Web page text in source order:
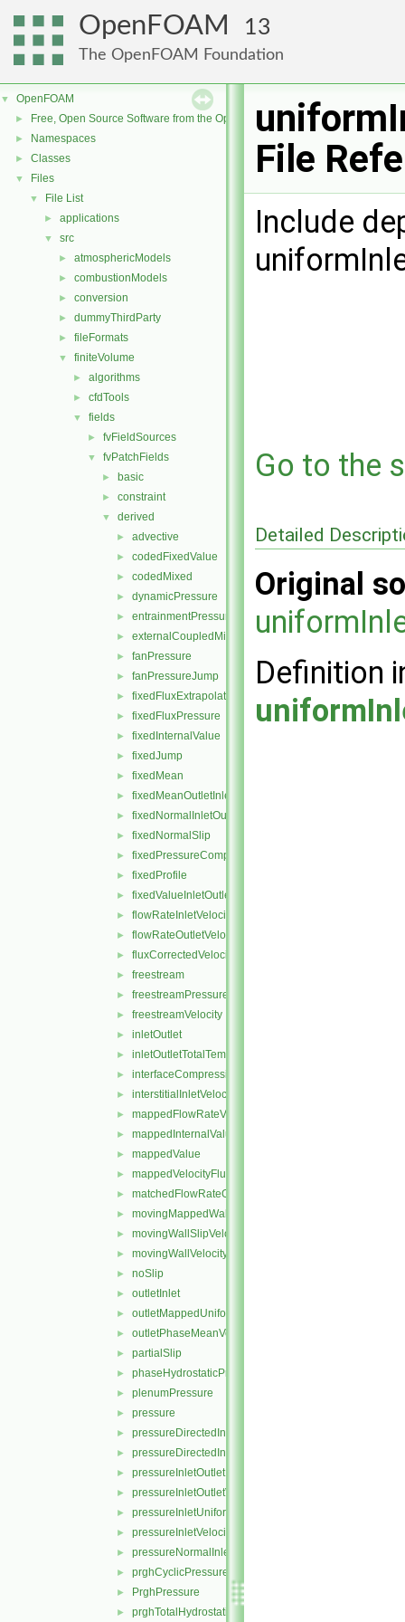
OpenFOAM 13
The OpenFOAM Foundation
▼ OpenFOAM
► Free, Open Source Software from the OpenFOAM Foundation
► Namespaces
► Classes
▼ Files
▼ File List
► applications
▼ src
► atmosphericModels
► combustionModels
► conversion
► dummyThirdParty
► fileFormats
▼ finiteVolume
► algorithms
► cfdTools
▼ fields
► fvFieldSources
▼ fvPatchFields
► basic
► constraint
▼ derived
► advective
► codedFixedValue
► codedMixed
► dynamicPressure
► entrainmentPressure
► externalCoupledMixed
► fanPressure
► fanPressureJump
► fixedFluxExtrapolatedPressure
► fixedFluxPressure
► fixedInternalValue
► fixedJump
► fixedMean
► fixedMeanOutletInlet
► fixedNormalInletOutletVelocity
► fixedNormalSlip
► fixedPressureCompressibleDensity
► fixedProfile
► fixedValueInletOutlet
► flowRateInletVelocity
► flowRateOutletVelocity
► fluxCorrectedVelocity
► freestream
► freestreamPressure
► freestreamVelocity
► inletOutlet
► inletOutletTotalTemperature
► interfaceCompression
► interstitialInletVelocity
► mappedFlowRateVelocity
► mappedInternalValue
► mappedValue
► mappedVelocityFlux
► matchedFlowRateOutletVelocity
► movingMappedWallVelocity
► movingWallSlipVelocity
► movingWallVelocity
► noSlip
► outletInlet
► outletMappedUniformInlet
► outletPhaseMeanVelocity
► partialSlip
► phaseHydrostaticPressure
► plenumPressure
► pressure
► pressureDirectedInletOutletVelocity
► pressureDirectedInletVelocity
► pressureInletOutletParSlipVelocity
► pressureInletOutletVelocity
► pressureInletUniformVelocity
► pressureInletVelocity
► pressureNormalInletOutletVelocity
► prghCyclicPressure
► PrghPressure
► prghTotalHydrostaticPressure
File
Include
Go to the
Detailed
Original
Definition